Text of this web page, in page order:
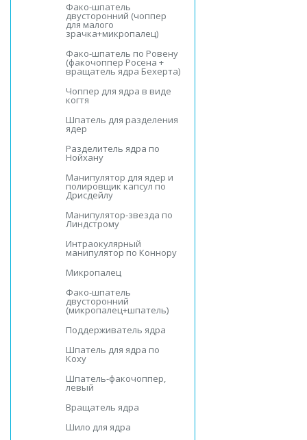
Фако-шпатель
двусторонний (чоппер
для малого
зрачка+микропалец)
Фако-шпатель по Ровену
(факочоппер Росена +
вращатель ядра Бехерта)
Чоппер для ядра в виде
когтя
Шпатель для разделения
ядер
Разделитель ядра по
Нойхану
Манипулятор для ядер и
полировщик капсул по
Дрисдейлу
Манипулятор-звезда по
Линдстрому
Интраокулярный
манипулятор по Коннору
Микропалец
Фако-шпатель
двусторонний
(микропалец+шпатель)
Поддерживатель ядра
Шпатель для ядра по
Коху
Шпатель-факочоппер,
левый
Вращатель ядра
Шило для ядра